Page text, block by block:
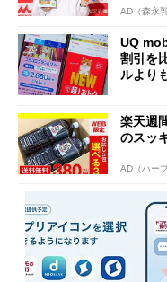
AD（森永乳
UQ
割引を
ルより
楽天週
のスッ
AD（ハー